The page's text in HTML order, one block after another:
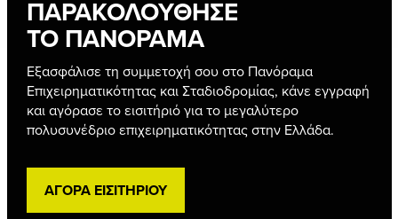
ΠΑΡΑΚΟΛΟΥΘΗΣΕ
ΤΟ ΠΑΝΟΡΑΜΑ
Εξασφάλισε τη συμμετοχή σου στο Πανόραμα
Επιχειρηματικότητας και Σταδιοδρομίας, κάνε εγγραφή
και αγόρασε το εισιτήριό για το μεγαλύτερο
πολυσυνέδριο επιχειρηματικότητας στην Ελλάδα.
ΑΓΟΡΑ ΕΙΣΙΤΗΡΙΟΥ